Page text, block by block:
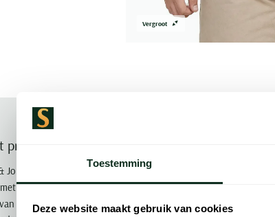
Toestemming
Deze website maakt gebruik van cookies
Vergroot
product
Jones Aqua Gray poloshirt is een stijlvolle keuze voor de
korte mouwen en wijde fit biedt een comfortabele en
een hoogwaardige mix van 52% katoen 44% polyester en 4%